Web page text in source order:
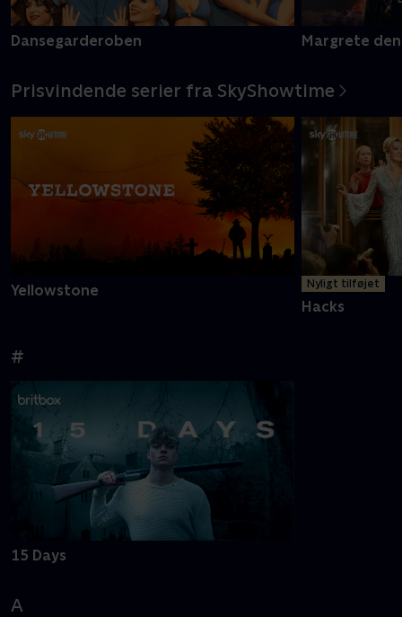
Dansegarderoben Margrete
Prisvindende serier fra SkyShowtime
Yellowstone Nyligt tilføjet
Hacks
#
15 Days
A